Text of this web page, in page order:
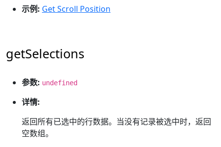
示例: Get Scroll Position
getSelections
参数: undefined
详情:
返回所有已选中的行数据。当没有记录被选中时，返回
空数组。